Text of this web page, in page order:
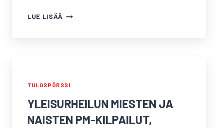
LUE LISÄÄ PM-
TULOSPÖRSSI
YLEISURHEILUN MIESTEN JA
NAISTEN PM-KILPAILUT,